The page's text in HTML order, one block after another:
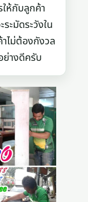
ให้กับลูกค้า
ะมัดระวังใน
ไม่ต้องกังวล
ย่างดีครับ